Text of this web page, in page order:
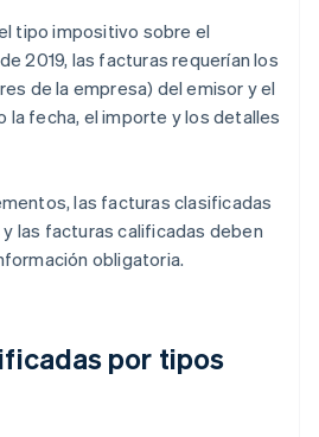
tipo impositivo sobre el
2019, las facturas requerían los
de la empresa) del emisor y el
la fecha, el importe y los detalles
las facturas clasificadas
las facturas calificadas deben
obligatoria.
por tipos